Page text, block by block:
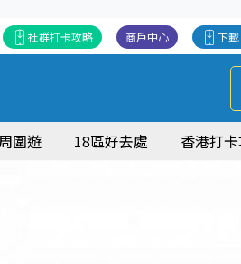
下
商戶中心
社群打卡攻略
圍遊 18區好去處 香港打